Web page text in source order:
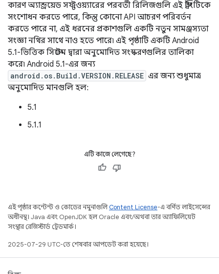
কারণ অ্যান্ড্রয়েড সফ্টওয়্যারের পরবর্তী রিলিজগুলি এই স্ট্রিংটিকে
সংশোধন করতে পারে, কিন্তু কোনো API আচরণ পরিবর্তন
করতে পারে না, এই ধরনের প্রকাশগুলি একটি নতুন সামঞ্জস্যতা
সংজ্ঞা নথির সাথে নাও হতে পারে৷ এই পৃষ্ঠাটি একটি Android
5.1-ভিত্তিক সিস্টেম দ্বারা অনুমোদিত সংস্করণগুলির তালিকা
করে৷ Android 5.1-এর জন্য
android.os.Build.VERSION.RELEASE এর জন্য শুধুমাত্র
অনুমোদিত মানগুলি হল:
5.1
5.1.1
এটি কাজে লেগেছে?
এই পৃষ্ঠার কন্টেন্ট ও কোডের নমুনাগুলিContent License-এ বর্ণিত লাইসেন্সের
অধীনস্থ। Java এবং OpenJDK হল Oracle এবং/অথবা তার অ্যাফিলিয়েট
সংস্থার রেজিস্টার্ড ট্রেডমার্ক।
2025-07-29 UTC-তে শেষবার আপডেট করা হয়েছে।